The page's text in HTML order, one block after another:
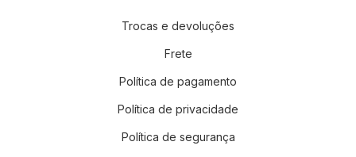
Trocas e devoluções
Frete
Política de pagamento
Política de privacidade
Política de segurança